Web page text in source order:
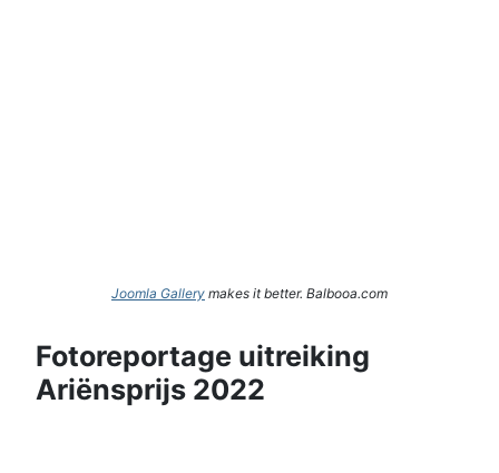
Joomla Gallery makes it better. Balbooa.com
Fotoreportage uitreiking
Ariënsprijs 2022